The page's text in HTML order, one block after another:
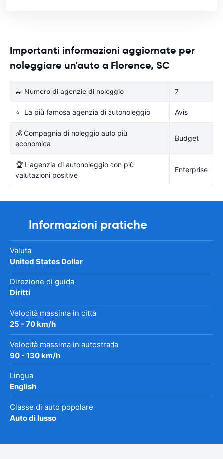
Importanti informazioni aggiornate per
noleggiare un'auto a Florence, SC
🚙 Numero di agenzie di noleggio 7
⭐ La più famosa agenzia di autonoleggio Avis
💰 Compagnia di noleggio auto più
economica
Budget
🏆 L'agenzia di autonoleggio con più
valutazioni positive
Enterprise
Informazioni pratiche
Valuta
United States Dollar
Direzione di guida
Diritti
Velocità massima in città
25 - 70 km/h
Velocità massima in autostrada
90 - 130 km/h
Lingua
English
Classe di auto popolare
Auto di lusso